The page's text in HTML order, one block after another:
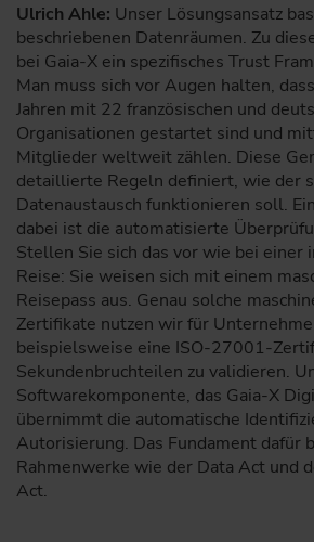
Ulrich Ahle: Unser Lösungsansatz
beschriebenen Datenräumen. Zu
bei Gaia-X ein spezifisches Trust
Man muss sich vor Augen halten,
Jahren mit 22 französischen und
Organisationen gestartet sind und
Mitglieder weltweit zählen. Diese
detaillierte Regeln definiert, wie der
Datenaustausch funktionieren soll.
dabei ist die automatisierte
Stellen Sie sich das vor wie bei einer
Reise: Sie weisen sich mit einem
Reisepass aus. Genau solche
Zertifikate nutzen wir für
beispielsweise eine ISO-27001-
Sekundenbruchteilen zu validieren.
Softwarekomponente, das Gaia-X
übernimmt die automatische
Autorisierung. Das Fundament dafür
Rahmenwerke wie der Data Act und
Act.